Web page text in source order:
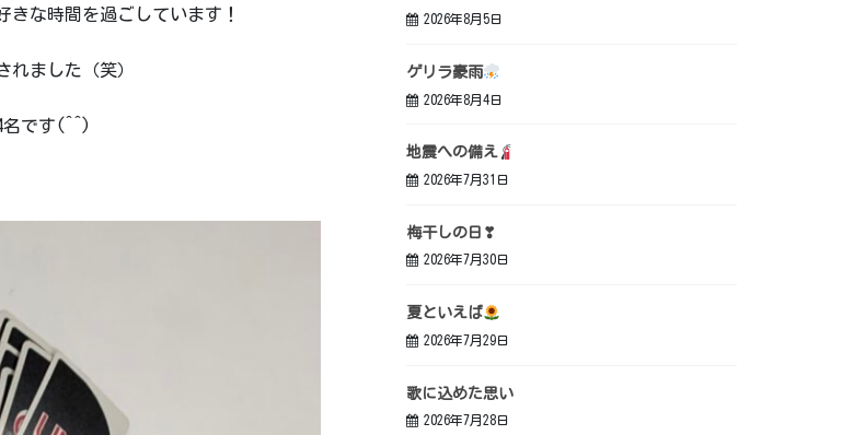
な時間を過ごしています！
れました（笑）
名です(^^)
2026年8月5日
ゲリラ豪雨
2026年8月4日
地震への備え
2026年7月31日
梅干しの日❣
2026年7月30日
夏といえば
2026年7月29日
歌に込めた思い
2026年7月28日